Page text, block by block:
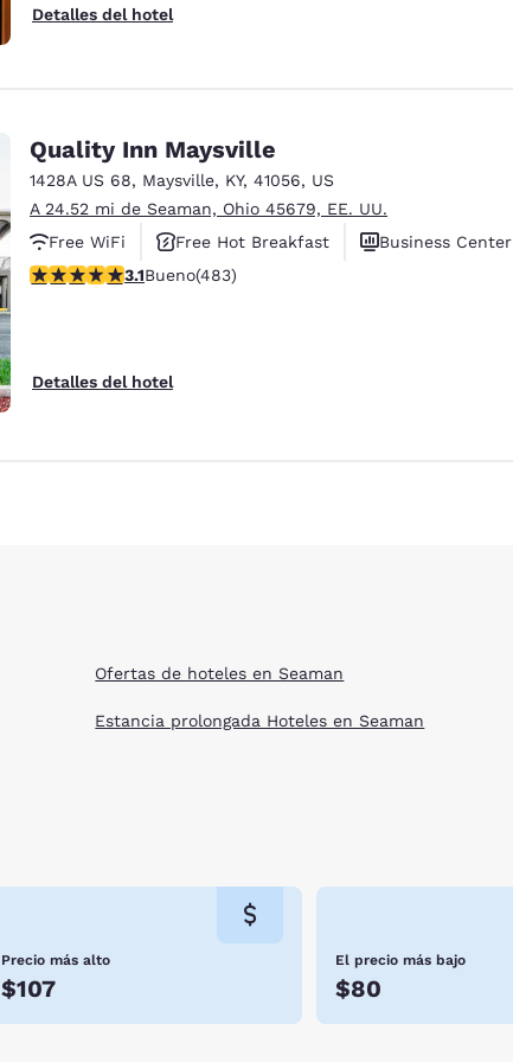
Detalles del hotel
Quality Inn Maysville
1428A US 68, Maysville, KY, 41056, US
A 24.52 mi de Seaman, Ohio 45679, EE. UU.
Free WiFi
Free Hot Breakfast
Business Center
calificación de 3.11 estrellas. Bueno. 483 reseñas
3.1Bueno(483)
Detalles del hotel
Ofertas de hoteles en Seaman
Estancia prolongada Hoteles en Seaman
Precio más alto
$107
El precio más bajo
$80